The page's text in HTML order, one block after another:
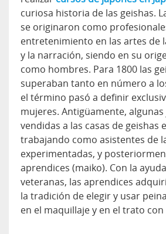
curiosa historia de las geishas.
se originaron como
entretenimiento en las artes de
y la narración, siendo en su
como hombres. Para 1800 las
superaban tanto en número a
el término pasó a definir
mujeres. Antigüamente,
vendidas a las casas de geishas
trabajando como asistentes de
experimentadas, y
aprendices (maiko). Con la
veteranas, las aprendices
la tradición de elegir y usar
en el maquillaje y en el trato